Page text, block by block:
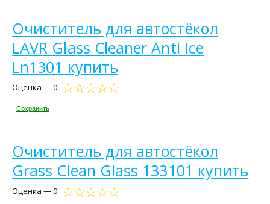
Очиститель для автостёкол
LAVR Glass Cleaner Anti Ice
Ln1301 купить
Оценка — 0
Сохранить
Очиститель для автостёкол
Grass Clean Glass 133101 купить
Оценка — 0